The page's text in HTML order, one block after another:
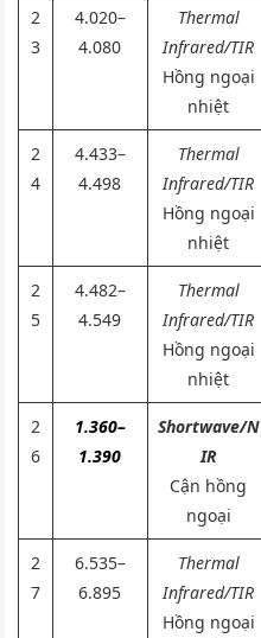
2
3
4.020–
4.080
Thermal
Infrared/TIR
Hồng ngoại
nhiệt
2
4
4.433–
4.498
Thermal
Infrared/TIR
Hồng ngoại
nhiệt
2
5
4.482–
4.549
Thermal
Infrared/TIR
Hồng ngoại
nhiệt
2
6
1.360–
1.390
Shortwave/N
IR
Cận hồng
ngoại
2
7
6.535–
6.895
Thermal
Infrared/TIR
Hồng ngoại